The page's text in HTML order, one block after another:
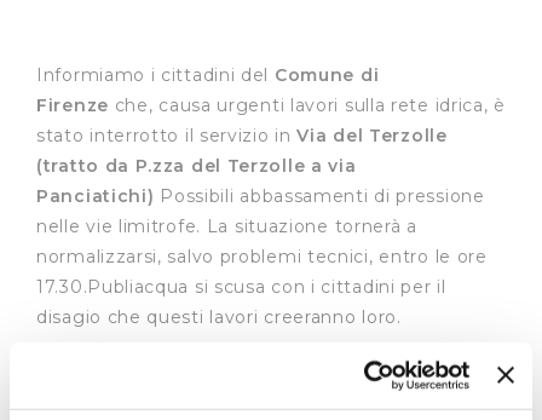
Informiamo i cittadini del Comune di
Firenze che, causa urgenti lavori sulla rete idrica, è
stato interrotto il servizio inVia del Terzolle
(tratto da P.zza del Terzolle a via
Panciatichi) Possibili abbassamenti di pressione
nelle vie limitrofe. La situazione tornerà a
normalizzarsi, salvo problemi tecnici, entro le ore
17.30.Publiacqua si scusa con i cittadini per il
disagio che questi lavori creeranno loro.